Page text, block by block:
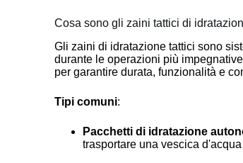
Cosa sono gli zaini tattici di
Gli zaini di idratazione tattici sono
durante le operazioni più
per garantire durata, funzionalità e
Tipi comuni:
Pacchetti di idratazione
trasportare una vescica